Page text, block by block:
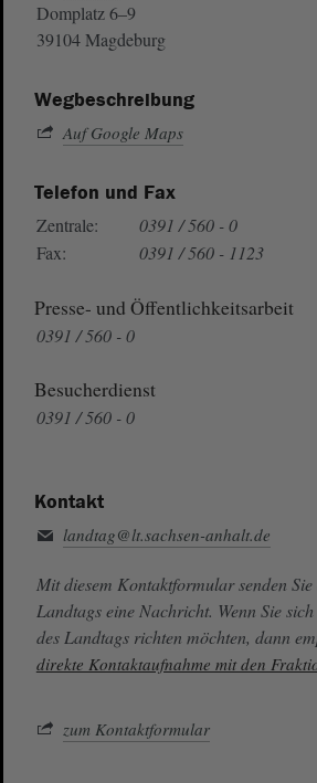
Domplatz 6–9
39104 Magdeburg
Wegbeschreibung
Auf Google Maps
Telefon und Fax
Zentrale:
0391 / 560 - 0
Fax:
0391 / 560 - 1123
Presse- und Öffentlichkeitsarbeit
0391 / 560 - 0
Besucherdienst
0391 / 560 - 0
Kontakt
landtag@lt.sachsen-anhalt.de
Mit diesem Kontaktformular senden
Landtags eine Nachricht. Wenn Sie
des Landtags richten möchten, dann
direkte Kontaktaufnahme mit den
zum Kontaktformular